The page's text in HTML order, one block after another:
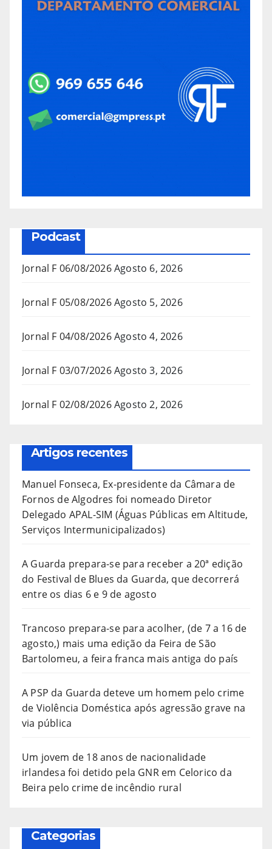
Podcast
Jornal F 06/08/2026Agosto 6, 2026
Jornal F 05/08/2026Agosto 5, 2026
Jornal F 04/08/2026Agosto 4, 2026
Jornal F 03/07/2026Agosto 3, 2026
Jornal F 02/08/2026Agosto 2, 2026
Artigos recentes
Manuel Fonseca, Ex-presidente da Câmara de
Fornos de Algodres foi nomeado Diretor
Delegado APAL-SIM (Águas Públicas em Altitude,
Serviços Intermunicipalizados)
A Guarda prepara-se para receber a 20ª edição
do Festival de Blues da Guarda, que decorrerá
entre os dias 6 e 9 de agosto
Trancoso prepara-se para acolher, (de 7 a 16 de
agosto,) mais uma edição da Feira de São
Bartolomeu, a feira franca mais antiga do país
A PSP da Guarda deteve um homem pelo crime
de Violência Doméstica após agressão grave na
via pública
Um jovem de 18 anos de nacionalidade
irlandesa foi detido pela GNR em Celorico da
Beira pelo crime de incêndio rural
Categorias